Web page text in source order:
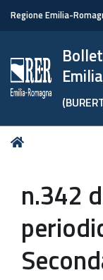
Regione Emilia-
Tu
n.342